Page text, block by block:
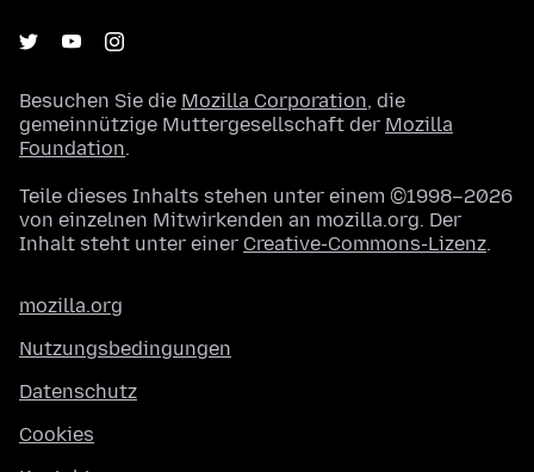
Besuchen Sie die Mozilla Corporation, die
gemeinnützige Muttergesellschaft der Mozilla
Foundation.
Teile dieses Inhalts stehen unter einem ©1998–2026
von einzelnen Mitwirkenden an mozilla.org. Der
Inhalt steht unter einer Creative-Commons-Lizenz.
mozilla.org
Nutzungsbedingungen
Datenschutz
Cookies